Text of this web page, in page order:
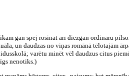
gan spēj rosināt arī diezgan ordināru
un daudzas no viņas romānā tēlotajām
varētu minēt vēl daudzus citus
nenotiks.)